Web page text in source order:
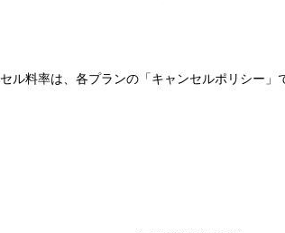
料率は、各プランの「キャンセルポリシー」